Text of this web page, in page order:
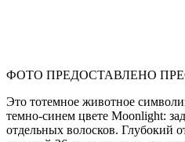
ФОТО ПРЕДОСТАВЛЕНО
Это тотемное животное
темно-синем цвете Moonlight:
отдельных волосков. Глубокий